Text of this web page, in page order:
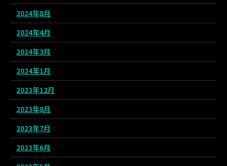
2024年8月
2024年4月
2024年3月
2024年1月
2023年12月
2023年8月
2023年7月
2023年6月